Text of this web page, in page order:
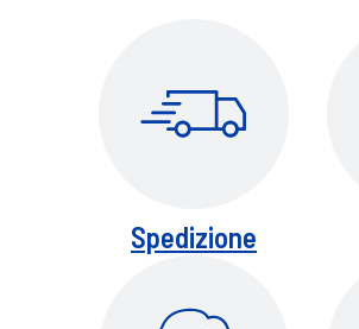
Spedizione